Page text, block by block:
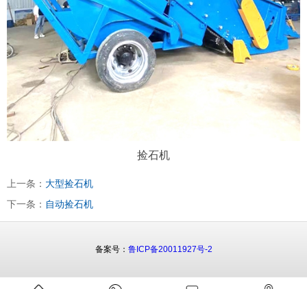
捡石机
上一条： 大型捡石机
下一条： 自动捡石机
备案号： 鲁ICP备20011927号-2